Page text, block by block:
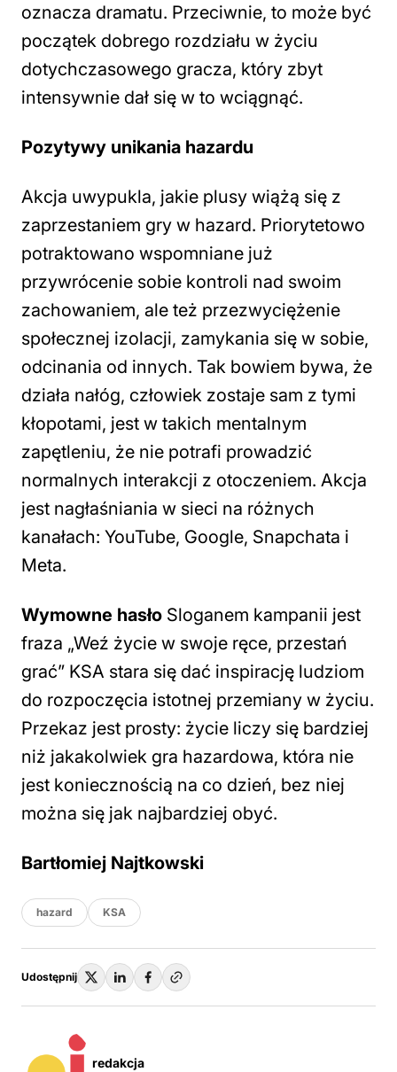
oznacza dramatu. Przeciwnie, to może być
początek dobrego rozdziału w życiu
dotychczasowego gracza, który zbyt
intensywnie dał się w to wciągnąć.
Pozytywy unikania hazardu
Akcja uwypukla, jakie plusy wiążą się z
zaprzestaniem gry w hazard. Priorytetowo
potraktowano wspomniane już
przywrócenie sobie kontroli nad swoim
zachowaniem, ale też przezwyciężenie
społecznej izolacji, zamykania się w sobie,
odcinania od innych. Tak bowiem bywa, że
działa nałóg, człowiek zostaje sam z tymi
kłopotami, jest w takich mentalnym
zapętleniu, że nie potrafi prowadzić
normalnych interakcji z otoczeniem. Akcja
jest nagłaśniania w sieci na różnych
kanałach: YouTube, Google, Snapchata i
Meta.
Wymowne hasło Sloganem kampanii jest
fraza „Weź życie w swoje ręce, przestań
grać” KSA stara się dać inspirację ludziom
do rozpoczęcia istotnej przemiany w życiu.
Przekaz jest prosty: życie liczy się bardziej
niż jakakolwiek gra hazardowa, która nie
jest koniecznością na co dzień, bez niej
można się jak najbardziej obyć.
Bartłomiej Najtkowski
hazard KSA
Udostępnij
redakcja